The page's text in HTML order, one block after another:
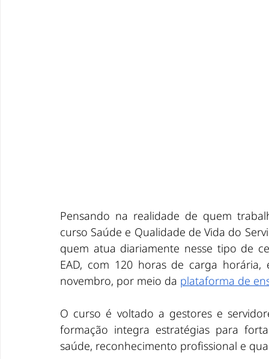
Pensando na realidade de quem
curso Saúde e Qualidade de Vida do
quem atua diariamente nesse tipo de
EAD, com 120 horas de carga
novembro, por meio da plataforma de
O curso é voltado a gestores e
formação integra estratégias para
saúde, reconhecimento profissional e